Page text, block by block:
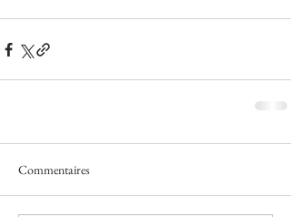
Commentaires